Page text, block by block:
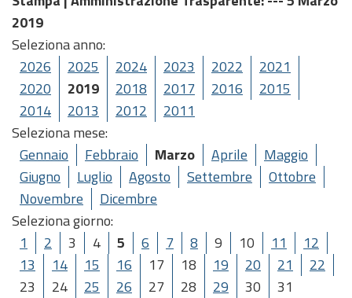
2019
Seleziona anno:
2026
2025 2024 2023 2022
2021
2020
2019 2018 2017 2016
2015
2014
2013 2012
2011
Seleziona mese:
Gennaio
Febbraio Marzo Aprile
Maggio
Giugno
Luglio Agosto Settembre
Ottobre
Novembre
Dicembre
Seleziona giorno:
1
2 3 4 5 6 7 8 9 10 11
12
13
14 15 16 17 18 19 20 21
22
23
24 25 26 27 28 29 30 31